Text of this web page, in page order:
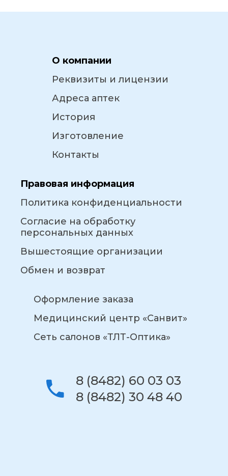
О компании
Реквизиты и лицензии
Адреса аптек
История
Изготовление
Контакты
Правовая информация
Политика конфиденциальности
Согласие на обработку
персональных данных
Вышестоящие организации
Обмен и возврат
Оформление заказа
Медицинский центр «Санвит»
Сеть салонов «ТЛТ-Оптика»
8 (8482) 60 03 03
8 (8482) 30 48 40